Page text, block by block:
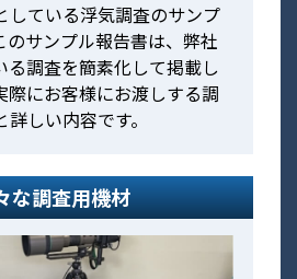
している浮気調査のサンプ
のサンプル報告書は、弊社
る調査を簡素化して掲載し
際にお客様にお渡しする調
しい内容です。
な調査用機材